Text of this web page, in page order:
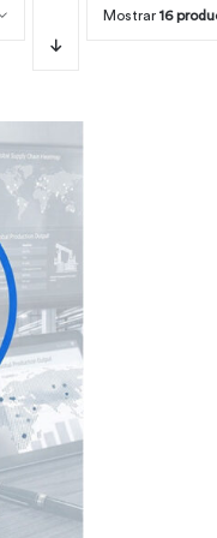
Mostrar 16